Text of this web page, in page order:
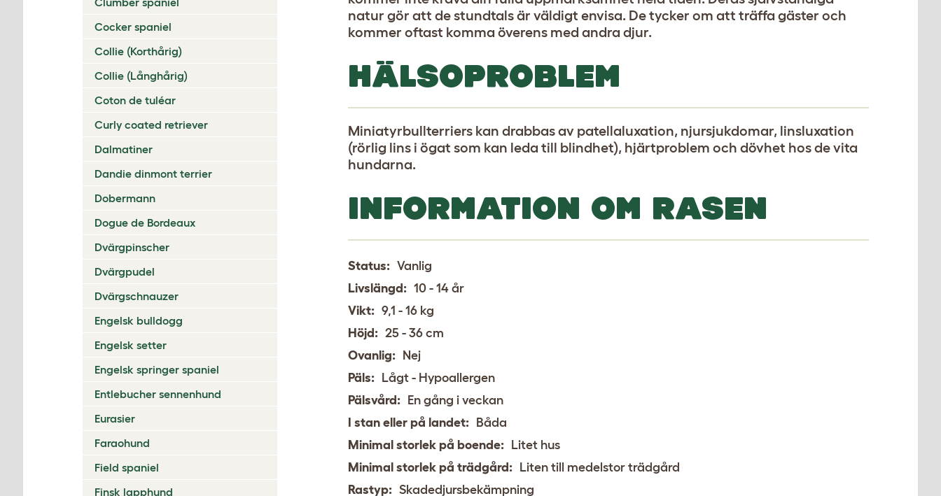
Cocker spaniel
Collie (Korthårig)
Collie (Långhårig)
Coton de tuléar
Curly coated retriever
Dalmatiner
Dandie dinmont terrier
Dobermann
Dogue de Bordeaux
Dvärgpinscher
Dvärgpudel
Dvärgschnauzer
Engelsk bulldogg
Engelsk setter
Engelsk springer spaniel
Entlebucher sennenhund
Eurasier
Faraohund
Field spaniel
Finsk lapphund
natur gör att de stundtals är väldigt envisa. De tycker om att träffa gäster och
kommer oftast komma överens med andra djur.
HÄLSOPROBLEM
Miniatyrbullterriers kan drabbas av patellaluxation, njursjukdomar, linsluxation
(rörlig lins i ögat som kan leda till blindhet), hjärtproblem och dövhet hos de vita
hundarna.
INFORMATION OM RASEN
Status: Vanlig
Livslängd: 10 - 14 år
Vikt: 9,1 - 16 kg
Höjd: 25 - 36 cm
Ovanlig: Nej
Päls: Lågt - Hypoallergen
Pälsvård: En gång i veckan
I stan eller på landet: Båda
Minimal storlek på boende: Litet hus
Minimal storlek på trädgård: Liten till medelstor trädgård
Rastyp: Skadedjursbekämpning